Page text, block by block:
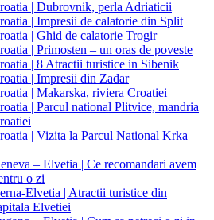
| Dubrovnik, perla Adriaticii
| Impresii de calatorie din Split
| Ghid de calatorie Trogir
| Primosten – un oras de poveste
| 8 Atractii turistice in Sibenik
| Impresii din Zadar
| Makarska, riviera Croatiei
| Parcul national Plitvice, mandria
| Vizita la Parcul National Krka
– Elvetia | Ce recomandari avem
o zi
Elvetia | Atractii turistice din
Elvetiei